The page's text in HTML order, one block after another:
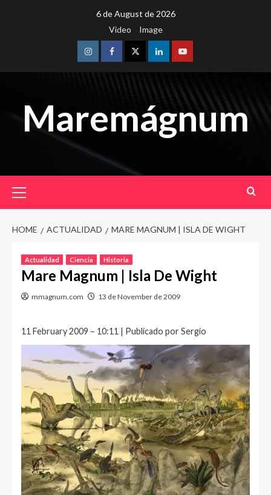
6 de August de 2026
Video
Image
InstagramFacebookTwitterLinkedinYoutube
Maremágnum
Menu
HOME ACTUALIDAD MARE MAGNUM | ISLA DE WIGHT
Actualidad Ciencia Historia
Mare Magnum | Isla De Wight
mmagnum.com 13 de November de 2009
11 February 2009 – 10:11 | Publicado por Sergio